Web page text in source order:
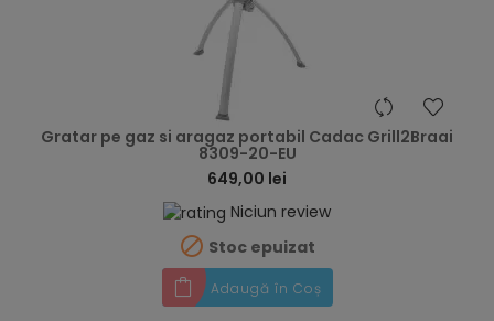
Gratar pe gaz si aragaz portabil Cadac Grill2Braai
8309-20-EU
649,00 lei
Niciun review
 Stoc epuizat
Adaugă în Coș